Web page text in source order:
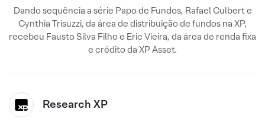
Dando sequência a série Papo de Fundos, Rafael Culbert e
Cynthia Trisuzzi, da área de distribuição de fundos na XP,
recebeu Fausto Silva Filho e Eric Vieira, da área de renda fixa
e crédito da XP Asset.
Research XP